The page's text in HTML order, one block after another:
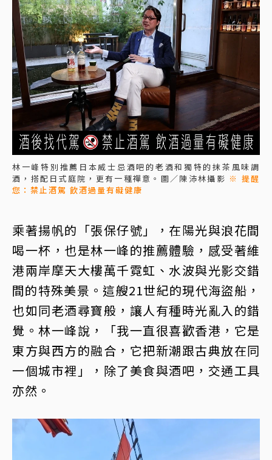
林一峰特別推薦日本威士忌酒吧的老酒和獨特的抹茶風味調
酒，搭配日式庭院，更有一種禪意。圖／陳沛林攝影 ※ 提醒
您：禁止酒駕 飲酒過量有礙健康
乘著揚帆的「張保仔號」，在陽光與浪花間
喝一杯，也是林一峰的推薦體驗，感受著維
港兩岸摩天大樓萬千霓虹、水波與光影交錯
間的特殊美景。這艘21世紀的現代海盜船，
也如同老酒尋寶般，讓人有種時光亂入的錯
覺。林一峰說，「我一直很喜歡香港，它是
東方與西方的融合，它把新潮跟古典放在同
一個城市裡」，除了美食與酒吧，交通工具
亦然。